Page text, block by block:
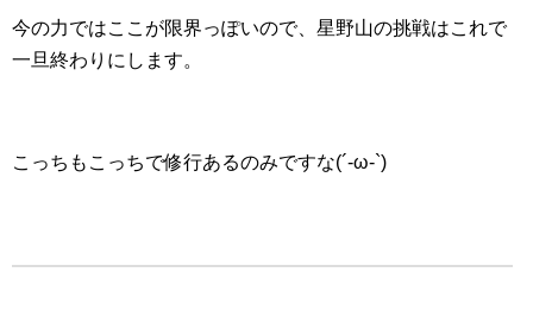
今の力ではここが限界っぽいので、星野山の挑戦はこれで
一旦終わりにします。
こっちもこっちで修行あるのみですな(´-ω-`)